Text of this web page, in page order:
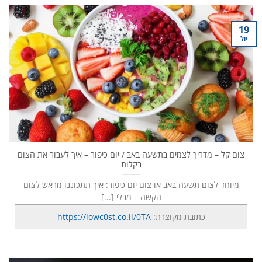
צום קל – מדריך לצמים בתשעה באב / יום כיפור – איך לעבור את הצום
בקלות
מיוחד לצום תשעה באב או צום יום כיפור: איך תתכוננו מראש לצום
הקשה – מבלי [...]
כתובת מקוצרת:https://lowc0st.co.il/0TA
19
יול